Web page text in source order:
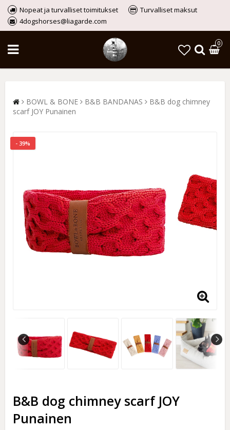
Nopeat ja turvalliset toimitukset
Turvalliset maksut
4dogshorses@liagarde.com
0
BOWL & BONE B&B BANDANAS
B&B dog chimney
scarf JOY Punainen
- 39%
B&B dog chimney scarf JOY
Punainen